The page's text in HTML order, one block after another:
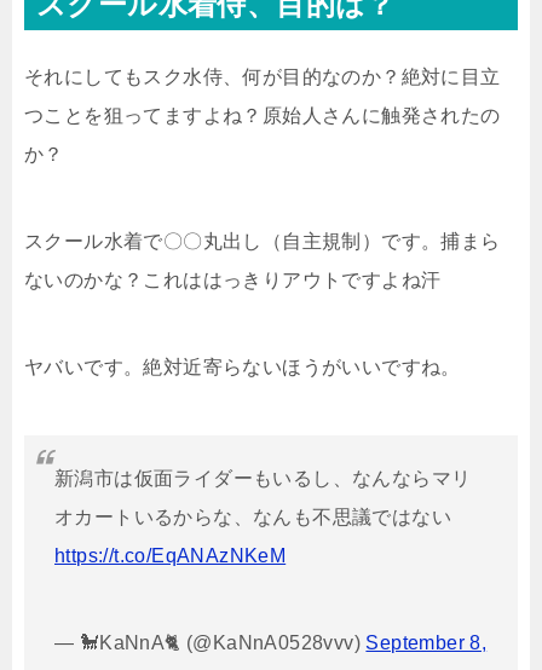
それにしてもスク水侍、何が目的なのか？絶対に目立
つことを狙ってますよね？原始人さんに触発されたの
か？
スクール水着で〇〇丸出し（自主規制）です。捕まら
ないのかな？ これははっきりアウトですよね汗
ヤバいです。絶対近寄らないほうがいいですね。
新潟市は仮面ライダーもいるし、なんならマリ
オカートいるからな、なんも不思議ではない
https://t.co/EqANAzNKeM
— 🐩KaNnA🐈 (@KaNnA0528vvv) September 8,